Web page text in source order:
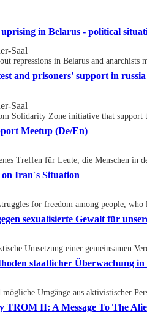
in Belarus - political
Saal
repressions in Belarus and anarchists
and prisoners' support in
Saal
Solidarity Zone initiative that support
Meetup (De/En)
Treffen für Leute, die Menschen in
Iran´s Situation
for freedom among people,
sexualisierte Gewalt für
Umsetzung einer gemeinsamen
staatlicher Überwachung in
mögliche Umgänge aus aktivistischer
TROM II: A Message To The